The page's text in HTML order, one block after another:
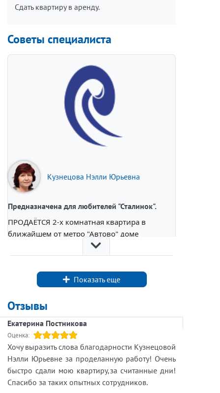
Сдать квартиру в аренду.
Советы специалиста
Кузнецова Нэлли Юрьевна
Предназначена для любителей "Сталинок".
ПРОДАЁТСЯ 2-х комнатная квартира в
ближайшем от метро "Автово" доме
Сталинского неоклассицизма 50-х годов
прошлого столетия.
ДОМ УНИКАЛЬНЫЙ.
Это последний образец Сталинской
Завершение строительства дома 1959 год.
Впервые в этом доме
я побывала 50 лет назад.
Тогда же узнала и историю этого дома. Этот
ДОМ на проспекте Стачек строился, как ДОМ
ЦЕЛЕВОГО НАЗНАЧЕНИЯ.
Квартиры в этом доме предназначались для
руководящих работников Кировского завода.
Показать еще
Отзывы
Екатерина Постникова
Оценка:
Хочу выразить слова благодарности Кузнецовой
Нэлли Юрьевне за проделанную работу! Очень
быстро сдали мою квартиру,за считанные дни!
Спасибо за таких опытных сотрудников.